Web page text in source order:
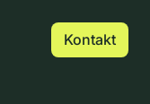
Kontakt